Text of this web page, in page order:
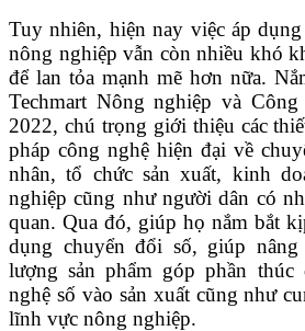
Tuy nhiên, hiện nay việc áp
nông nghiệp vẫn còn nhiều khó
để lan tỏa mạnh mẽ hơn nữa.
Techmart Nông nghiệp và
2022, chú trọng giới thiệu các
pháp công nghệ hiện đại về
nhân, tổ chức sản xuất, kinh
nghiệp cũng như người dân có
quan. Qua đó, giúp họ nắm bắt
dụng chuyển đổi số, giúp nâng
lượng sản phẩm góp phần
nghệ số vào sản xuất cũng như
lĩnh vực nông nghiệp.